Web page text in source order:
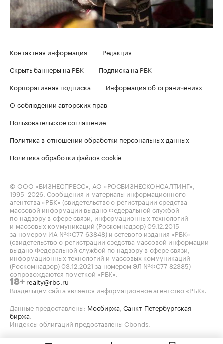
Контактная информация
Редакция
Скрыть баннеры на РБК
Подписка на РБК
Корпоративная подписка
Информация об ограничениях
О соблюдении авторских прав
Пользовательское соглашение
Политика в отношении обработки персональных данных
Политика обработки файлов cookie
© ООО «БИЗНЕСПРЕСС», АО «РОСБИЗНЕСКОНСАЛТИНГ»,
1995–2026 . Сообщения и материалы информационного
агентства «РБК» (свидетельство о регистрации средства
массовой информации выдано Федеральной службой
по надзору в сфере связи, информационных технологий
и массовых коммуникаций (Роскомнадзор) 09.12.2015
за номером ИА №ФС77-63848) и сетевого издания «РБК»
(свидетельство о регистрации средства массовой информации
выдано Федеральной службой по надзору в сфере связи,
информационных технологий и массовых коммуникаций
(Роскомнадзор) 03.12.2021 за номером ЭЛ №ФС77-82385)
сопровождаются пометкой «РБК».
18+ realty@rbc.ru
Владельцем сайта является информационное агентство «РБК».
Данные предоставлены: Мосбиржа Санкт-Петербургская
биржа
Индексы облигаций предоставлены Cbonds.